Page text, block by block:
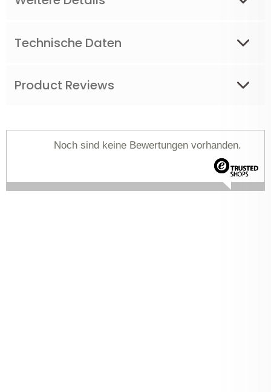
Technische Daten
Product Reviews
Noch sind keine Bewertungen vorhanden.